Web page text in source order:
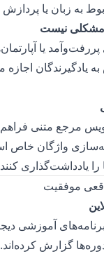
به زبان یا پردازش
نیست
پررفت‌وآمد یا
یادگیرندگان
مرجع متنی
واژگان خاص
را یادداشت‌گذاری
گزارش